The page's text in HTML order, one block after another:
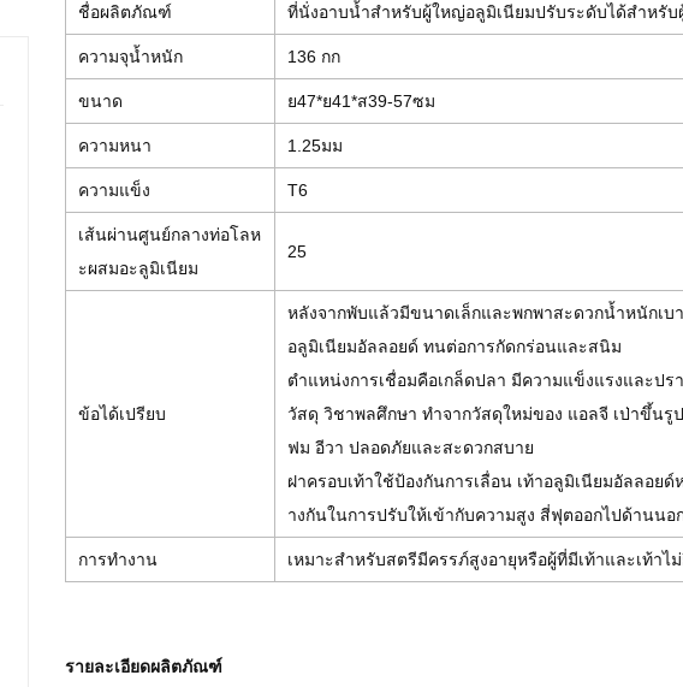
ชื่อผลิตภัณฑ์ ที่นั่งอาบน้ำสำหรับผู้ใหญ่อลูมิเนียมปรับระดับได้สำหรับ
ความจุน้ำหนัก 136 กก
ขนาด ย47*ย41*ส39-57ซม
ความหนา 1.25มม
ความแข็ง T6
เส้นผ่านศูนย์กลางท่อโลห
ะผสมอะลูมิเนียม
25
ข้อได้เปรียบ
หลังจากพับแล้วมีขนาดเล็กและพกพาสะดวกน้ำหนักเบ
อลูมิเนียมอัลลอยด์ ทนต่อการกัดกร่อนและสนิม
ตำแหน่งการเชื่อมคือเกล็ดปลา มีความแข็งแรงและปร
วัสดุ วิชาพลศึกษา ทำจากวัสดุใหม่ของ แอลจี เป่าขึ้น
ฟม อีวา ปลอดภัยและสะดวกสบาย
ฝาครอบเท้าใช้ป้องกันการเลื่อน เท้าอลูมิเนียมอัลลอ
างกันในการปรับให้เข้ากับความสูง สี่ฟุตออกไปด้านน
การทำงาน เหมาะสำหรับสตรีมีครรภ์สูงอายุหรือผู้ที่มีเท้าและเท้าไ
รายละเอียดผลิตภัณฑ์